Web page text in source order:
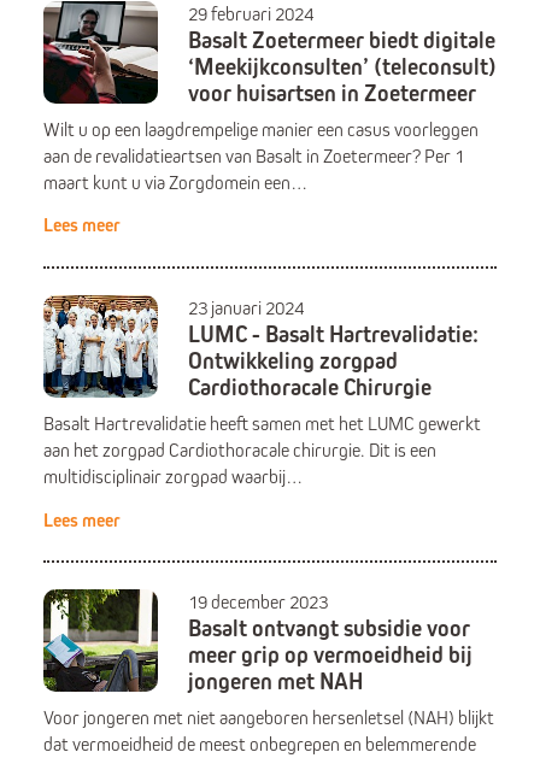
29 februari 2024
Basalt Zoetermeer biedt digitale
‘Meekijkconsulten’ (teleconsult)
voor huisartsen in Zoetermeer
Wilt u op een laagdrempelige manier een casus voorleggen
aan de revalidatieartsen van Basalt in Zoetermeer? Per 1
maart kunt u via Zorgdomein een…
Lees meer
23 januari 2024
LUMC - Basalt Hartrevalidatie:
Ontwikkeling zorgpad
Cardiothoracale Chirurgie
Basalt Hartrevalidatie heeft samen met het LUMC gewerkt
aan het zorgpad Cardiothoracale chirurgie. Dit is een
multidisciplinair zorgpad waarbij…
Lees meer
19 december 2023
Basalt ontvangt subsidie voor
meer grip op vermoeidheid bij
jongeren met NAH
Voor jongeren met niet aangeboren hersenletsel (NAH) blijkt
dat vermoeidheid de meest onbegrepen en belemmerende